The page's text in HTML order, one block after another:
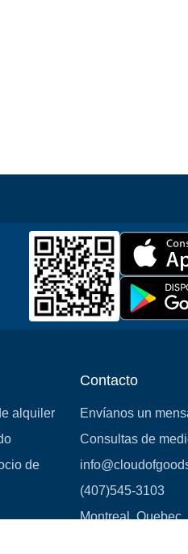
alquiler
de
Contacto
Envíanos un
Consultas de
(407)545-3103
Montreal, Quebec